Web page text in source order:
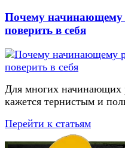
Почему начинающему
поверить в себя
Для многих начинающих
кажется тернистым и
Перейти к статьям